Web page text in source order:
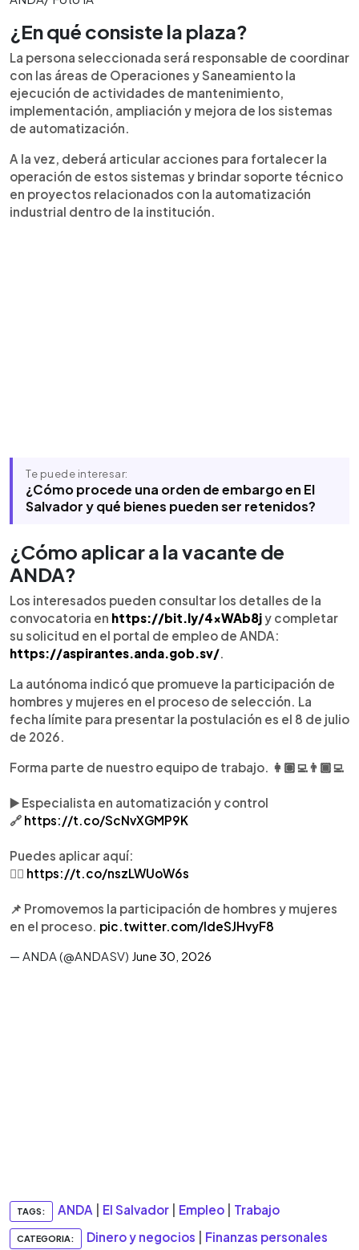
¿En qué consiste la plaza?
La persona seleccionada será responsable de coordinar
con las áreas de Operaciones y Saneamiento la
ejecución de actividades de mantenimiento,
implementación, ampliación y mejora de los sistemas
de automatización.
A la vez, deberá articular acciones para fortalecer la
operación de estos sistemas y brindar soporte técnico
en proyectos relacionados con la automatización
industrial dentro de la institución.
Te puede interesar:
¿Cómo procede una orden de embargo en El
Salvador y qué bienes pueden ser retenidos?
¿Cómo aplicar a la vacante de
ANDA?
Los interesados pueden consultar los detalles de la
convocatoria en https://bit.ly/4xWAb8jy completar
su solicitud en el portal de empleo de ANDA:
https://aspirantes.anda.gob.sv/
La autónoma indicó que promueve la participación de
hombres y mujeres en el proceso de selección. La
fecha límite para presentar la postulación es el 8 de julio
de 2026.
Forma parte de nuestro equipo de trabajo. 👩🏽‍💻👨🏾‍💻
▶️ Especialista en automatización y control
🔗 https://t.co/ScNvXGMP9K
Puedes aplicar aquí:
👉🏽 https://t.co/nszLWUoW6s
📌 Promovemos la participación de hombres y mujeres
en el proceso. pic.twitter.com/ldeSJHvyF8
— ANDA (@ANDASV) June 30, 2026
TAGS: ANDA El Salvador Empleo Trabajo
CATEGORIA: Dinero y negocios Finanzas personales